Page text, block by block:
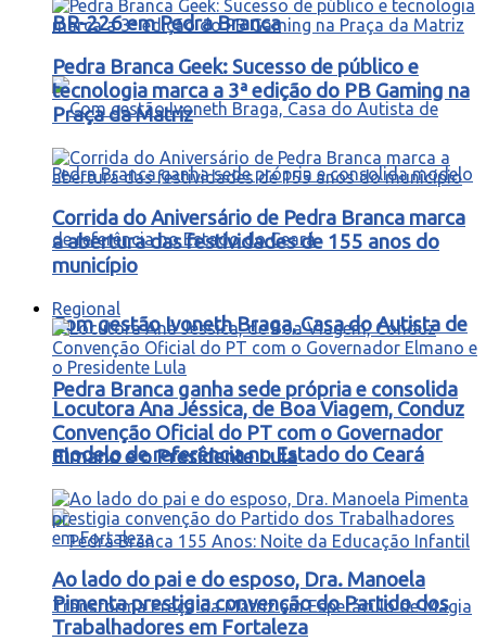
BR-226 em Pedra Branca
Com gestão Ivoneth Braga, Casa do Autista de
Pedra Branca ganha sede própria e consolida
modelo de referência no Estado do Ceará
Pedra Branca Geek: Sucesso de público e
tecnologia marca a 3ª edição do PB Gaming na
Praça da Matriz
Corrida do Aniversário de Pedra Branca marca
a abertura das festividades de 155 anos do
município
Regional
Locutora Ana Jéssica, de Boa Viagem, Conduz
Convenção Oficial do PT com o Governador
Elmano e o Presidente Lula
Ao lado do pai e do esposo, Dra. Manoela
Pimenta prestigia convenção do Partido dos
Trabalhadores em Fortaleza